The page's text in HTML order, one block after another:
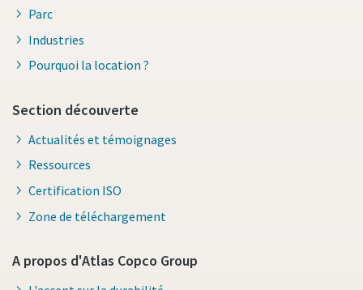
Parc
Industries
Pourquoi la location ?
Section découverte
Actualités et témoignages
Ressources
Certification ISO
Zone de téléchargement
A propos d'Atlas Copco Group